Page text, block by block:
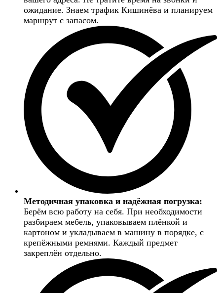
ожидание. Знаем трафик Кишинёва и планируем
маршрут с запасом.
Методичная упаковка и надёжная погрузка:
Берём всю работу на себя. При необходимости
разбираем мебель, упаковываем плёнкой и
картоном и укладываем в машину в порядке, с
крепёжными ремнями. Каждый предмет
закреплён отдельно.